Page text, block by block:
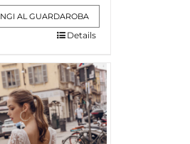
AL GUARDAROBA
Details